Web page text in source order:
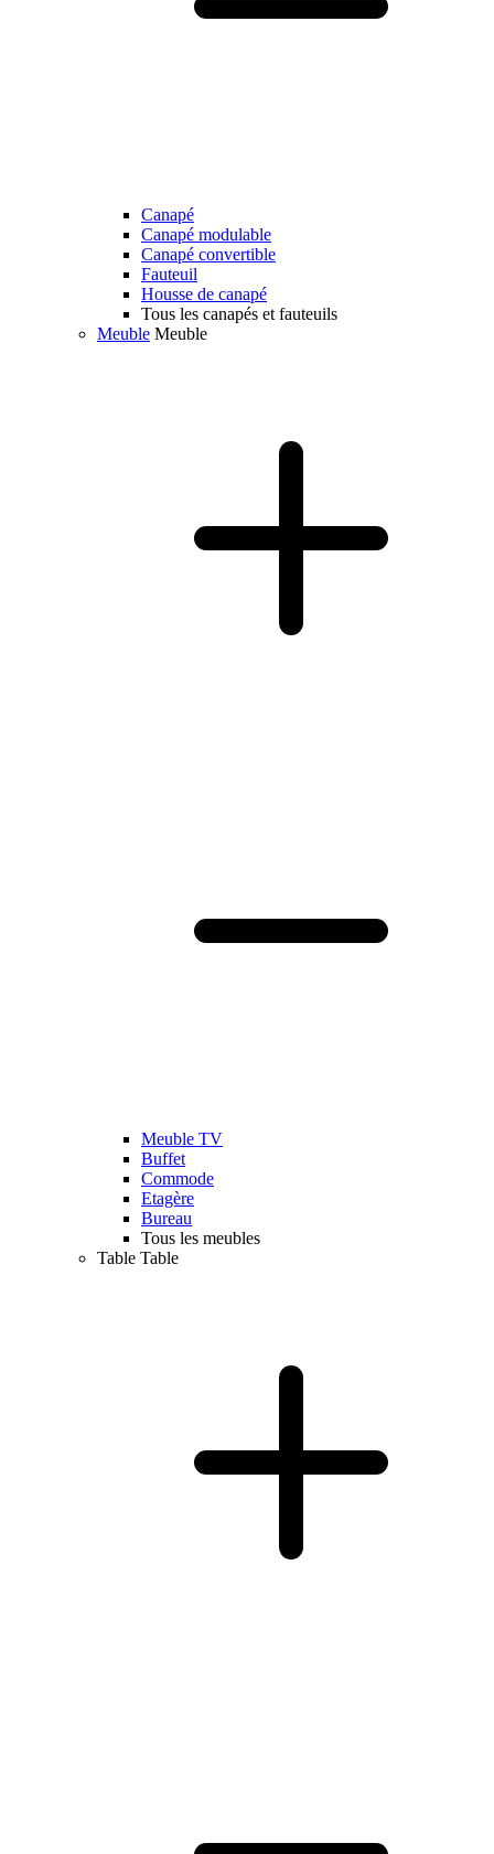
Canapé
Canapé modulable
Canapé convertible
Fauteuil
Housse de canapé
Tous les canapés et fauteuils
Meuble Meuble
Meuble TV
Buffet
Commode
Etagère
Bureau
Tous les meubles
Table Table